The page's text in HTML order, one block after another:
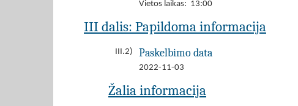
Vietos laikas: 13:00
III dalis: Papildoma informacija
III.2) Paskelbimo data
2022-11-03
Žalia informacija